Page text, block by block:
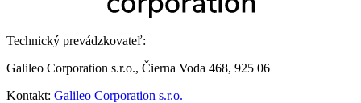
Technický prevádzkovateľ:
Galileo Corporation s.r.o., Čierna Voda 468, 925 06
Kontakt: Galileo Corporation s.r.o.